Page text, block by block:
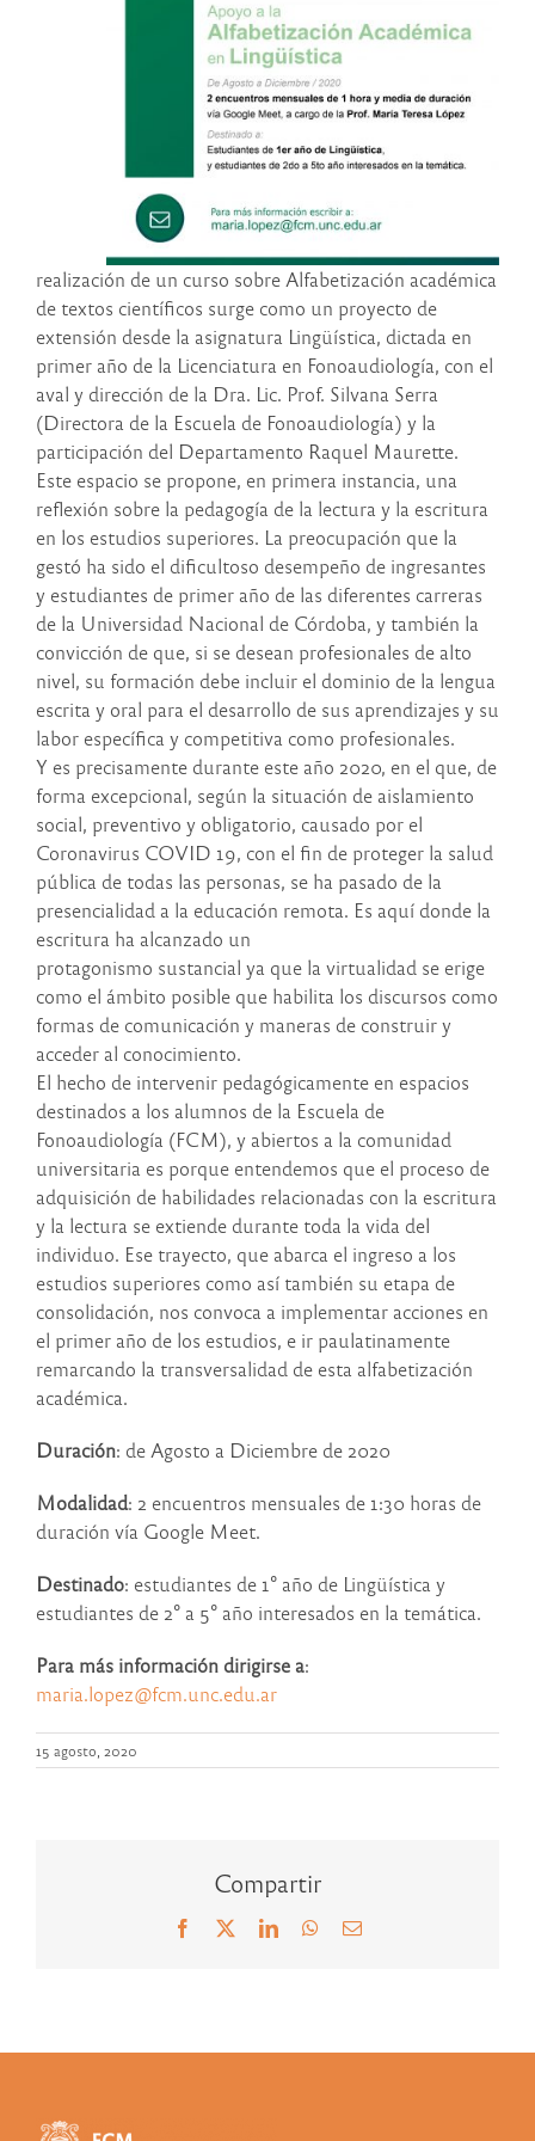
realización de un curso sobre Alfabetización académica
de textos científicos surge como un proyecto de
extensión desde la asignatura Lingüística, dictada en
primer año de la Licenciatura en Fonoaudiología, con el
aval y dirección de la Dra. Lic. Prof. Silvana Serra
(Directora de la Escuela de Fonoaudiología) y la
participación del Departamento Raquel Maurette.
Este espacio se propone, en primera instancia, una
reflexión sobre la pedagogía de la lectura y la escritura
en los estudios superiores. La preocupación que la
gestó ha sido el dificultoso desempeño de ingresantes
y estudiantes de primer año de las diferentes carreras
de la Universidad Nacional de Córdoba, y también la
convicción de que, si se desean profesionales de alto
nivel, su formación debe incluir el dominio de la lengua
escrita y oral para el desarrollo de sus aprendizajes y su
labor específica y competitiva como profesionales.
Y es precisamente durante este año 2020, en el que, de
forma excepcional, según la situación de aislamiento
social, preventivo y obligatorio, causado por el
Coronavirus COVID 19, con el fin de proteger la salud
pública de todas las personas, se ha pasado de la
presencialidad a la educación remota. Es aquí donde la
escritura ha alcanzado un
protagonismo sustancial ya que la virtualidad se erige
como el ámbito posible que habilita los discursos como
formas de comunicación y maneras de construir y
acceder al conocimiento.
El hecho de intervenir pedagógicamente en espacios
destinados a los alumnos de la Escuela de
Fonoaudiología (FCM), y abiertos a la comunidad
universitaria es porque entendemos que el proceso de
adquisición de habilidades relacionadas con la escritura
y la lectura se extiende durante toda la vida del
individuo. Ese trayecto, que abarca el ingreso a los
estudios superiores como así también su etapa de
consolidación, nos convoca a implementar acciones en
el primer año de los estudios, e ir paulatinamente
remarcando la transversalidad de esta alfabetización
académica.
Duración: de Agosto a Diciembre de 2020
Modalidad: 2 encuentros mensuales de 1:30 horas de
duración vía Google Meet.
Destinado: estudiantes de 1° año de Lingüística y
estudiantes de 2° a 5° año interesados en la temática.
Para más información dirigirse a:
maria.lopez@fcm.unc.edu.ar
15 agosto, 2020
Compartir
Facebook LinkedInWhatsApp
Correo